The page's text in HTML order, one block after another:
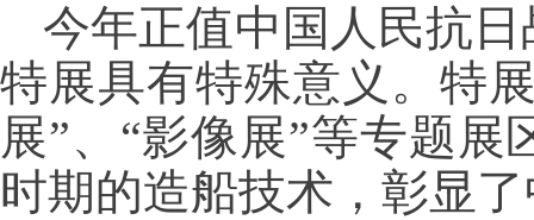
今年正值中国人民抗
特展具有特殊意义。特
展”、“影像展”等专题
时期的造船技术，彰显